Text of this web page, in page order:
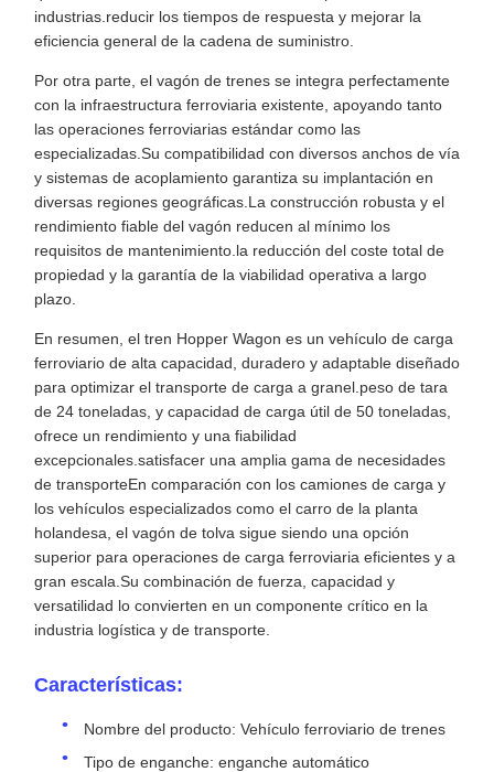
industrias.reducir los tiempos de respuesta y mejorar la
eficiencia general de la cadena de suministro.
Por otra parte, el vagón de trenes se integra perfectamente
con la infraestructura ferroviaria existente, apoyando tanto
las operaciones ferroviarias estándar como las
especializadas.Su compatibilidad con diversos anchos de vía
y sistemas de acoplamiento garantiza su implantación en
diversas regiones geográficas.La construcción robusta y el
rendimiento fiable del vagón reducen al mínimo los
requisitos de mantenimiento.la reducción del coste total de
propiedad y la garantía de la viabilidad operativa a largo
plazo.
En resumen, el tren Hopper Wagon es un vehículo de carga
ferroviario de alta capacidad, duradero y adaptable diseñado
para optimizar el transporte de carga a granel.peso de tara
de 24 toneladas, y capacidad de carga útil de 50 toneladas,
ofrece un rendimiento y una fiabilidad
excepcionales.satisfacer una amplia gama de necesidades
de transporteEn comparación con los camiones de carga y
los vehículos especializados como el carro de la planta
holandesa, el vagón de tolva sigue siendo una opción
superior para operaciones de carga ferroviaria eficientes y a
gran escala.Su combinación de fuerza, capacidad y
versatilidad lo convierten en un componente crítico en la
industria logística y de transporte.
Características:
Nombre del producto: Vehículo ferroviario de trenes
Tipo de enganche: enganche automático